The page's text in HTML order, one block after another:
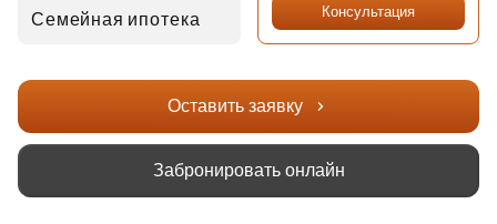
Семейная ипотека Консультация
Оставить заявку
Забронировать онлайн